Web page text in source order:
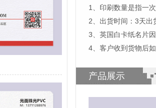
1、印刷数量是指一
2、出货时间：3天出
3、英国白卡纸名片
4、客户收到货物后
产品展示